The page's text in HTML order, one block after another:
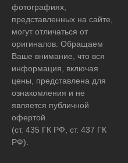
фотографиях,
представленных на сайте,
могут отличаться от
оригиналов. Обращаем
Ваше внимание, что вся
информация, включая
цены, представлена для
ознакомления и не
является публичной
офертой
(ст. 435 ГК РФ, ст. 437 ГК
РФ).